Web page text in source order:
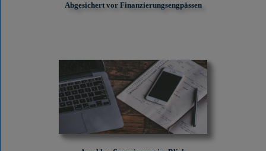
Abgesichert vor Finanzierungs­engpässen